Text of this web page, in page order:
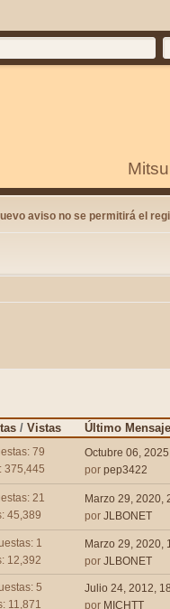
aviso no se permitirá el
/Vistas
Último Mensaje
79
375,445
Octubre 06,
porpep3422
21
45,389
Marzo 29, 2020,
porJLBONET
1
12,392
Marzo 29, 2020,
porJLBONET
5
11,871
Julio 24, 2012,
por MICHTT